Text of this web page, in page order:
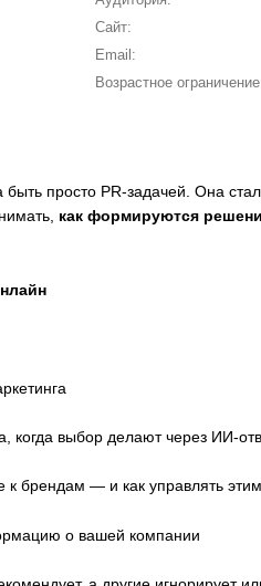
Сайт:
Email:
Возрастное
просто PR-задачей. Она
как формируются
когда выбор делают через ИИ-
брендам — и как управлять этим
о вашей компании